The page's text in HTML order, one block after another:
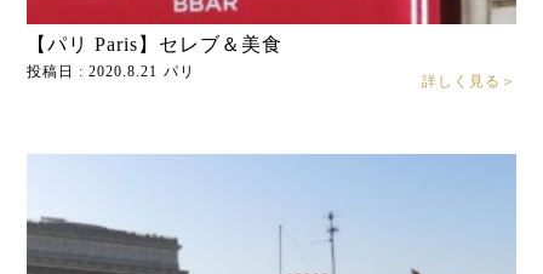
【パリ Paris】セレブ＆美食
投稿日 : 2020.8.21 パリ
詳しく見る＞